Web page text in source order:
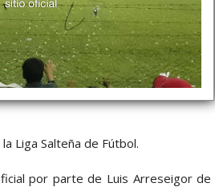
Liga Salteña de Fútbol.
por parte de Luis Arreseigor